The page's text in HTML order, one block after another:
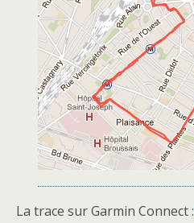
La trace sur Garmin Connect :